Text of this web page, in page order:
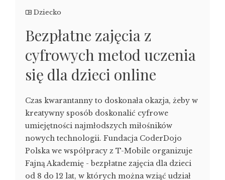
Dziecko
Bezpłatne zajęcia z
cyfrowych metod uczenia
się dla dzieci online
Czas kwarantanny to doskonała okazja, żeby w
kreatywny sposób doskonalić cyfrowe
umiejętności najmłodszych miłośników
nowych technologii. Fundacja CoderDojo
Polska we współpracy z T-Mobile organizuje
Fajną Akademię - bezpłatne zajęcia dla dzieci
od 8 do 12 lat, w których można wziąć udział